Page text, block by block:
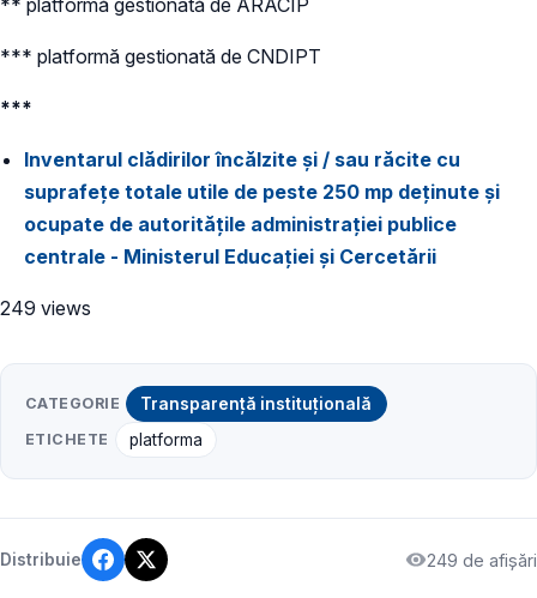
** platformă gestionată de ARACIP
*** platformă gestionată de CNDIPT
***
Inventarul clădirilor încălzite și / sau răcite cu
suprafețe totale utile de peste 250 mp deținute și
ocupate de autoritățile administrației publice
centrale - Ministerul Educației și Cercetării
249 views
CATEGORIE Transparență instituțională
ETICHETE platforma
Distribuie 249 de afișări